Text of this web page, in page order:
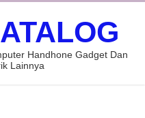
Handhone Gadget Dan
Lainnya